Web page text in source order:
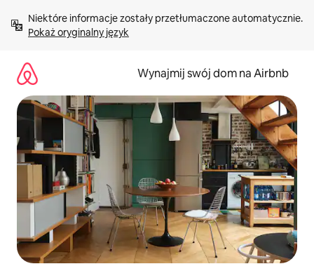
treści Pokaż oryginalny język
Wynajmij swój dom na Airbnb